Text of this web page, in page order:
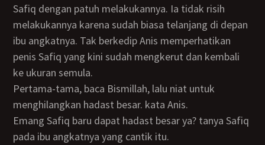
Safiq dengan patuh melakukannya. Ia tidak risih
melakukannya karena sudah biasa telanjang di depan
ibu angkatnya. Tak berkedip Anis memperhatikan
penis Safiq yang kini sudah mengkerut dan kembali
ke ukuran semula.
Pertama-tama, baca Bismillah, lalu niat untuk
menghilangkan hadast besar. kata Anis.
Emang Safiq baru dapat hadast besar ya? tanya Safiq
pada ibu angkatnya yang cantik itu.